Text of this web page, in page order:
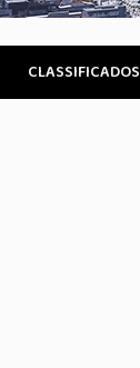
CLASSIFICADOS